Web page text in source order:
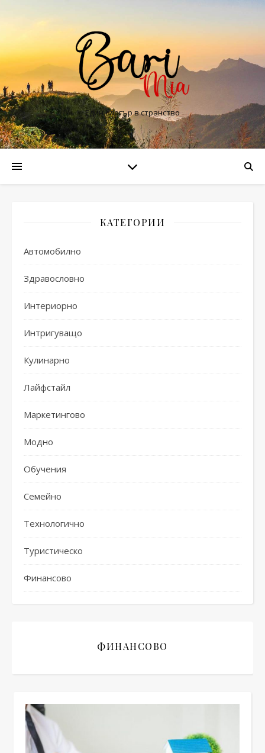
Един блогър в странство
КАТЕГОРИИ
Автомобилно
Здравословно
Интериорно
Интригуващо
Кулинарно
Лайфстайл
Маркетингово
Модно
Обучения
Семейно
Технологично
Туристическо
Финансово
ФИНАНСОВО